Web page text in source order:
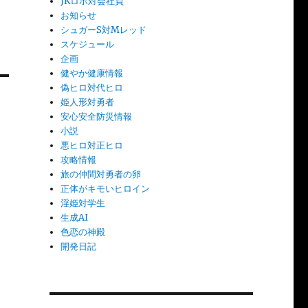
お知らせ
シュガーS対Mレッド
スケジュール
企画
健やか健康情報
偽ヒロ対代ヒロ
姫人形対勇者
安心安全防災情報
小説
悪ヒロ対正ヒロ
攻略情報
旅の仲間対勇者の卵
正体がキモいヒロイン
淫姫対学生
生成AI
色恋の神殿
開発日記